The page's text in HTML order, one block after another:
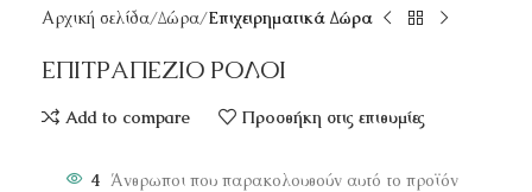
Αρχική σελίδα Δώρα Επιχειρηματικά Δώρα
ΕΠΙΤΡΑΠΕΖΙΟ ΡΟΛΟΙ
Add to compare Προσθήκη στις επιθυμίες
4 Άνθρωποι που παρακολουθούν αυτό το προϊόν